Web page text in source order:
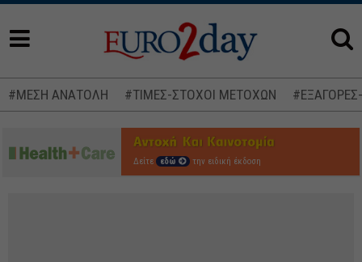
#ΜΕΣΗ ΑΝΑΤΟΛΗ #ΤΙΜΕΣ-ΣΤΟΧΟΙ ΜΕΤΟΧΩΝ
Δείτε εδώ την ειδική έκδοση